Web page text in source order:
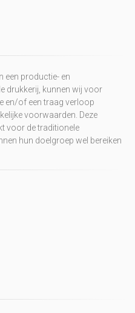
een productie- en
drukkerij, kunnen wij voor
en/of een traag verloop
voorwaarden. Deze
voor de traditionele
hun doelgroep wel bereiken